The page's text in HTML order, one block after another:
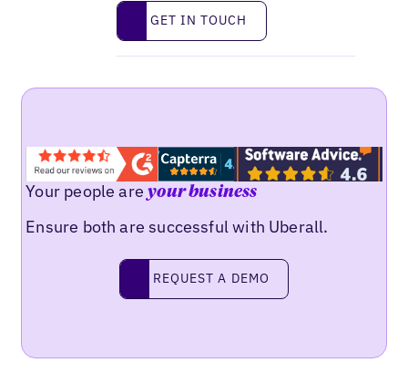
Get in touch
GET IN TOUCH
Your people areyour business
Ensure both are successful with Uberall.
Request a demo
REQUEST A DEMO